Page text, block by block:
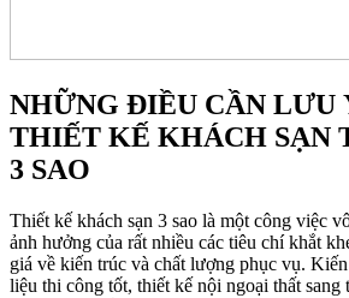
NHỮNG ĐIỀU CẦN LƯU
THIẾT KẾ KHÁCH SẠN
3 SAO
Thiết kế khách sạn 3 sao là một công việc
ảnh hưởng của rất nhiều các tiêu chí khắt
giá về kiến trúc và chất lượng phục vụ.
liệu thi công tốt, thiết kế nội ngoại thất sang